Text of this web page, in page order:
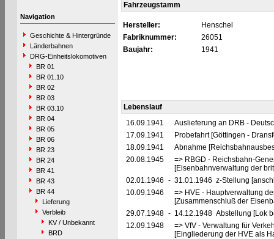
Navigation
Geschichte & Hintergründe
Länderbahnen
DRG-Einheitslokomotiven
BR 01
BR 01.10
BR 02
BR 03
BR 03.10
BR 04
BR 05
BR 06
BR 23
BR 24
BR 41
BR 43
BR 44
Lieferung
Verbleib
KV / Unbekannt
BRD
Fahrzeugstamm
Hersteller:
Henschel
Fabriknummer:
26051
Baujahr:
1941
Lebenslauf
16.09.1941
Auslieferung an DRB -
17.09.1941
Probefahrt [Göttingen -
18.09.1941
Abnahme
20.08.1945
=> RBGD - Reichsbahn-
[Eisenbahnverwaltung der
02.01.1946 - 31.01.1946 z-Stellung
10.09.1946
=> HVE - Hauptverwaltung
[Zusammenschluß der
29.07.1948 - 14.12.1948 Abstellung [Lok
12.09.1948
=> VfV - Verwaltung für
[Eingliederung der HVE als